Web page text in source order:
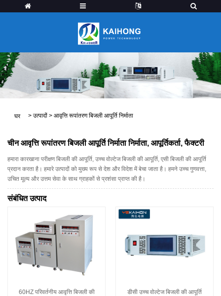
घर > उत्पादों > आवृत्ति रूपांतरण बिजली आपूर्ति निर्माता
चीन आवृत्ति रूपांतरण बिजली आपूर्ति निर्माता निर्माता, आपूर्तिकर्ता, फैक्टरी
हमारा कारखाना परीक्षण बिजली की आपूर्ति, उच्च वोल्टेज बिजली की आपूर्ति, एसी बिजली की आपूर्ति
प्रदान करता है। हमारे उत्पादों को मुख्य रूप से देश और विदेश में बेचा जाता है। हमने उच्च गुणवत्ता,
उचित मूल्य और उत्तम सेवा के साथ ग्राहकों से प्रशंसा प्राप्त की है।
संबंधित उत्पाद
60HZ परिवर्तनीय आवृत्ति बिजली की
डीसी उच्च वोल्टेज बिजली की आपूर्ति